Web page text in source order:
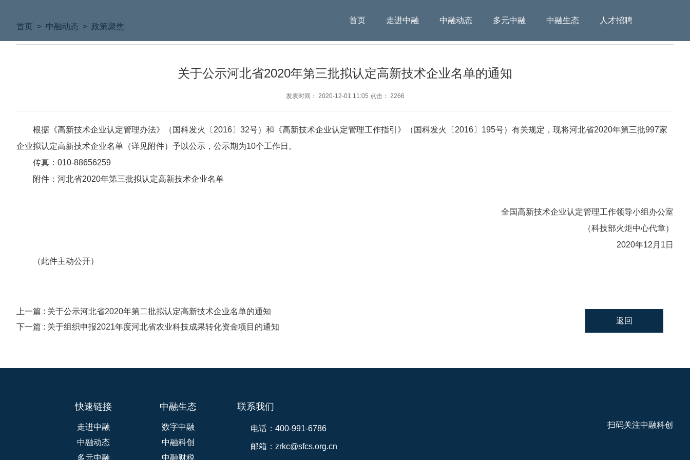
首页 走进中融 中融动态 多元中融 中融生态 人才招聘
首页 > 中融动态 > 政策聚焦
关于公示河北省2020年第三批拟认定高新技术企业名单的通知
发表时间： 2020-12-01 11:05 点击： 2266
根据《高新技术企业认定管理办法》（国科发火〔2016〕32号）和《高新技术企业认定管理工作指引》（国科发火〔2016〕195号）有关规定，现将河北省2020年第三批997家
企业拟认定高新技术企业名单（详见附件）予以公示，公示期为10个工作日。
传真：010-88656259
附件： 河北省2020年第三批拟认定高新技术企业名单
全国高新技术企业认定管理工作领导小组办公室
（科技部火炬中心代章）
2020年12月1日
（此件主动公开）
上一篇 : 关于公示河北省2020年第二批拟认定高新技术企业名单的通知
下一篇 : 关于组织申报2021年度河北省农业科技成果转化资金项目的通知
返回
快速链接
走进中融
中融动态
多元中融
中融生态
数字中融
中融科创
中融财税
联系我们
电话：400-991-6786
邮箱：zrkc@sfcs.org.cn
扫码关注中融科创